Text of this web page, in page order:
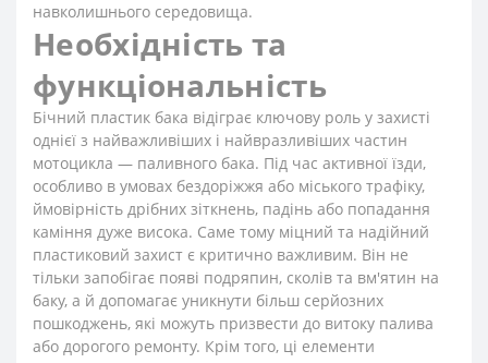
навколишнього середовища.
Необхідність та
функціональність
Бічний пластик бака відіграє ключову роль у захисті
однієї з найважливіших і найвразливіших частин
мотоцикла — паливного бака. Під час активної їзди,
особливо в умовах бездоріжжя або міського трафіку,
ймовірність дрібних зіткнень, падінь або попадання
каміння дуже висока. Саме тому міцний та надійний
пластиковий захист є критично важливим. Він не
тільки запобігає появі подряпин, сколів та вм'ятин на
баку, а й допомагає уникнути більш серйозних
пошкоджень, які можуть призвести до витоку палива
або дорогого ремонту. Крім того, ці елементи